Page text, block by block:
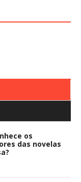
os
das novelas